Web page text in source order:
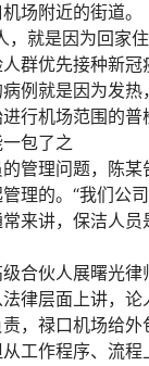
场附近的街道。
就是因为回家住
群优先接种新
例就是因为发热
行机场范围的普
包了之
管理问题，陈某
理的。“我们公
来讲，保洁人员
合伙人展曙光律
律层面上讲，论
，禄口机场给
工作程序、流